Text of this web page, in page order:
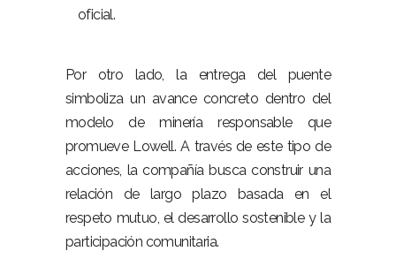
oficial.
Por otro lado, la entrega del puente
simboliza un avance concreto dentro del
modelo de minería responsable que
promueve Lowell. A través de este tipo de
acciones, la compañía busca construir una
relación de largo plazo basada en el
respeto mutuo, el desarrollo sostenible y la
participación comunitaria.